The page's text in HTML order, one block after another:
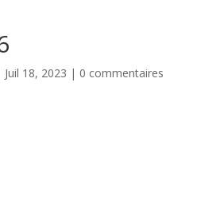
Juil 18, 2023 | 0 commentaires